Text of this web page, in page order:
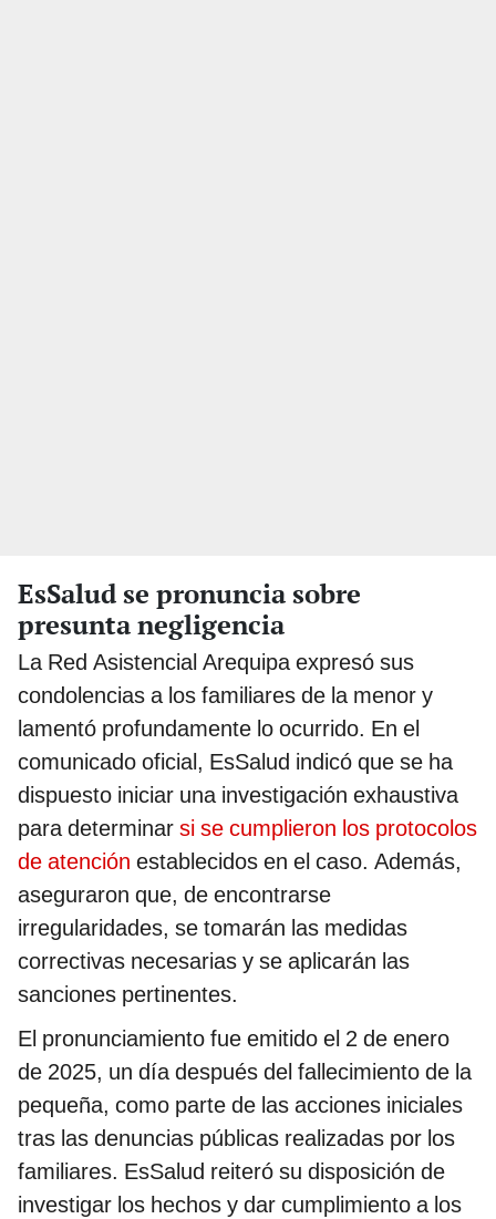
EsSalud se pronuncia sobre
presunta negligencia
La Red Asistencial Arequipa expresó sus
condolencias a los familiares de la menor y
lamentó profundamente lo ocurrido. En el
comunicado oficial, EsSalud indicó que se ha
dispuesto iniciar una investigación exhaustiva
para determinar si se cumplieron los protocolos
de atención establecidos en el caso. Además,
aseguraron que, de encontrarse
irregularidades, se tomarán las medidas
correctivas necesarias y se aplicarán las
sanciones pertinentes.
El pronunciamiento fue emitido el 2 de enero
de 2025, un día después del fallecimiento de la
pequeña, como parte de las acciones iniciales
tras las denuncias públicas realizadas por los
familiares. EsSalud reiteró su disposición de
investigar los hechos y dar cumplimiento a los